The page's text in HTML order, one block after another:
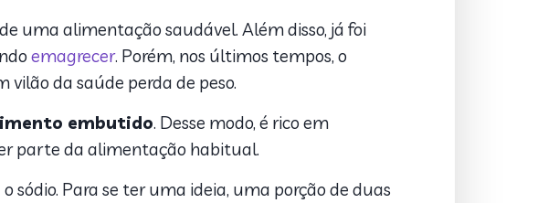
uma alimentação saudável. Além disso, já foi
emagrecer. Porém, nos últimos tempos, o
vilão da saúde perda de peso.
embutido. Desse modo, é rico em
parte da alimentação habitual.
Para se ter uma ideia, uma porção de duas